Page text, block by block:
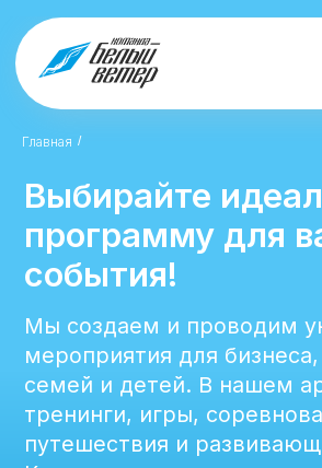
Главная /
Оставить заявку
Мы создаем и проводим уникальные
мероприятия для бизнеса, команд,
семей и детей. В нашем арсенале –
путешествия и развивающие проекты.
Каждая программа адаптируется под
ваши цели, формат и аудиторию.
Выбирайте идеальную
события!